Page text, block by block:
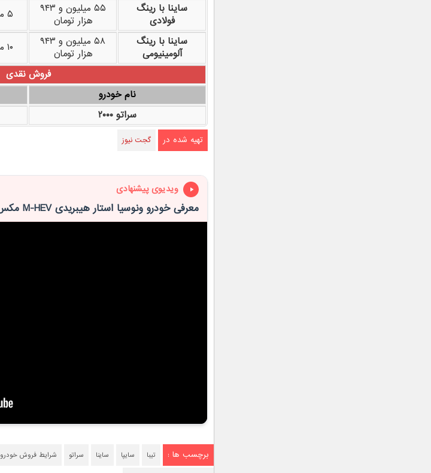
ساینا با رینگ
فولادی
۵۵ میلیون و ۹۴۳
هزار تومان
۵ میلیون تومان
ساینا با رینگ
آلومینیومی
۵۸ میلیون و ۹۴۳
هزار تومان
۱۰ میلیون تومان
فروش نقدی
نام خودرو
سراتو ۲۰۰۰
تهیه شده در گجت نیوز
ویدیوی پیشنهادی
معرفی خودرو ونوسیا استار هیبریدی M-HEV مکس موتور
برچسب ها : تیبا سایپا ساینا سراتو شرایط فروش خودرو